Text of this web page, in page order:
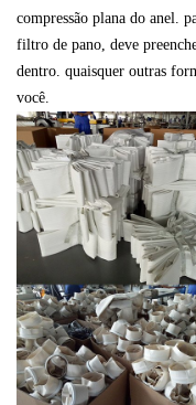
compressão plana do anel.
filtro de pano, deve
dentro. quaisquer outras
você.